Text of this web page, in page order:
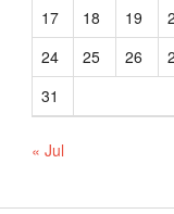
17 18 19
24
25 26
31
« Jul